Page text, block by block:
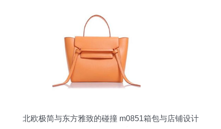
北欧极简与东方雅致的碰撞 m0851箱包与店铺设计